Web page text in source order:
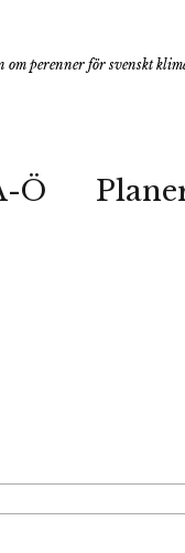
perenner för svenskt
Ö